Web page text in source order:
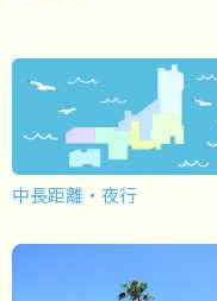
中長距離・夜行